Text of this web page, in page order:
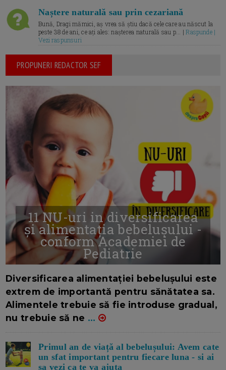
Naștere naturală sau prin cezariană
Bună, Dragi mămici, aș vrea să știu dacă cele care au născut la
peste 38 de ani, ce ați ales: nașterea naturală sau p... |Raspunde |
Vezi raspunsuri
PROPUNERI REDACTOR SEF
11 NU-uri in diversificarea
și alimentația bebelușului -
conform Academiei de
Pediatrie
Diversificarea alimentației bebelușului este
extrem de importantă pentru sănătatea sa.
Alimentele trebuie să fie introduse gradual,
nu trebuie să ne ...
Primul an de viață al bebelușului: Avem cate
un sfat important pentru fiecare luna - si ai
sa vezi ca te va ajuta